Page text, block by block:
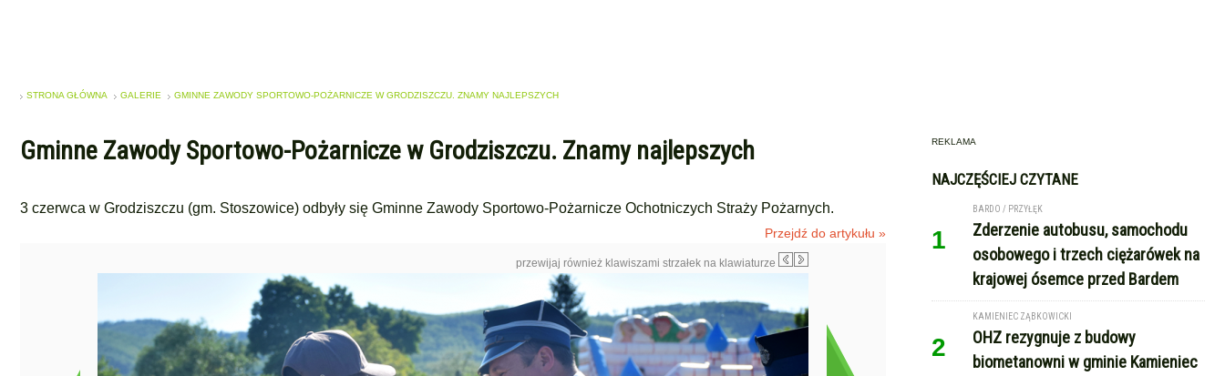
STRONA GŁÓWNA GALERIE GMINNE ZAWODY SPORTOWO-POŻARNICZE W GRODZISZCZU. ZNAMY NAJLEPSZYCH
Gminne Zawody Sportowo-Pożarnicze w Grodziszczu. Znamy najlepszych
3 czerwca w Grodziszczu (gm. Stoszowice) odbyły się Gminne Zawody Sportowo-Pożarnicze Ochotniczych Straży Pożarnych.
Przejdź do artykułu »
przewijaj również klawiszami strzałek na klawiaturze
REKLAMA
NAJCZĘŚCIEJ CZYTANE
1
BARDO / PRZYŁĘK
Zderzenie autobusu, samochodu
osobowego i trzech ciężarówek na
krajowej ósemce przed Bardem
2
KAMIENIEC ZĄBKOWICKI
OHZ rezygnuje z budowy
biometanowni w gminie Kamieniec